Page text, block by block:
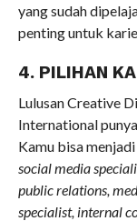
yang sudah
penting untuk
4. PILIHAN
Lulusan Creative
International
Kamu bisa menjadi
social media
public relations,
specialist, internal